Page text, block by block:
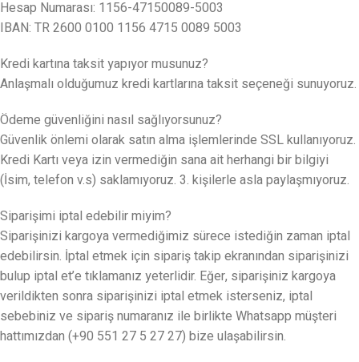
Hesap Numarası: 1156-47150089-5003
IBAN: TR 2600 0100 1156 4715 0089 5003
Kredi kartına taksit yapıyor musunuz?
Anlaşmalı olduğumuz kredi kartlarına taksit seçeneği sunuyoruz.
Ödeme güvenliğini nasıl sağlıyorsunuz?
Güvenlik önlemi olarak satın alma işlemlerinde SSL kullanıyoruz.
Kredi Kartı veya izin vermediğin sana ait herhangi bir bilgiyi
(İsim, telefon v.s) saklamıyoruz. 3. kişilerle asla paylaşmıyoruz.
Siparişimi iptal edebilir miyim?
Siparişinizi kargoya vermediğimiz sürece istediğin zaman iptal
edebilirsin. İptal etmek için sipariş takip ekranından siparişinizi
bulup iptal et’e tıklamanız yeterlidir. Eğer, siparişiniz kargoya
verildikten sonra siparişinizi iptal etmek isterseniz, iptal
sebebiniz ve sipariş numaranız ile birlikte Whatsapp müşteri
hattımızdan (+90 551 27 5 27 27) bize ulaşabilirsin.